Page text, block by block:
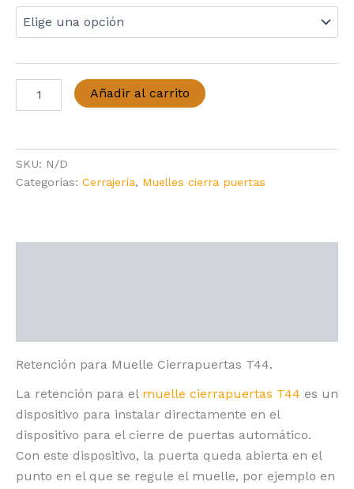
Muelle
cantidad
Añadir al carrito
SKU: N/D
Categorías: Cerrajería, Muelles cierra puertas
Retención para Muelle Cierrapuertas T44.
La retención para el muelle cierrapuertas T44 es un
dispositivo para instalar directamente en el
dispositivo para el cierre de puertas automático.
Con este dispositivo, la puerta queda abierta en el
punto en el que se regule el muelle, por ejemplo en